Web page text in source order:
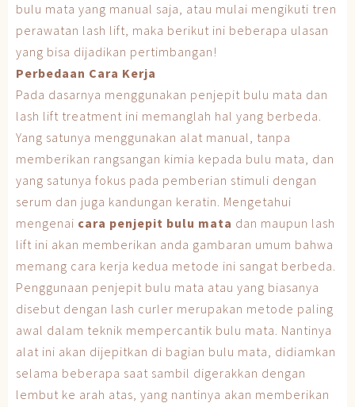
bulu mata yang manual saja, atau mulai mengikuti tren
perawatan lash lift, maka berikut ini beberapa ulasan
yang bisa dijadikan pertimbangan!
Perbedaan Cara Kerja
Pada dasarnya menggunakan penjepit bulu mata dan
lash lift treatment ini memanglah hal yang berbeda.
Yang satunya menggunakan alat manual, tanpa
memberikan rangsangan kimia kepada bulu mata, dan
yang satunya fokus pada pemberian stimuli dengan
serum dan juga kandungan keratin. Mengetahui
mengenai cara penjepit bulu mata dan maupun lash
lift ini akan memberikan anda gambaran umum bahwa
memang cara kerja kedua metode ini sangat berbeda.
Penggunaan penjepit bulu mata atau yang biasanya
disebut dengan lash curler merupakan metode paling
awal dalam teknik mempercantik bulu mata. Nantinya
alat ini akan dijepitkan di bagian bulu mata, didiamkan
selama beberapa saat sambil digerakkan dengan
lembut ke arah atas, yang nantinya akan memberikan